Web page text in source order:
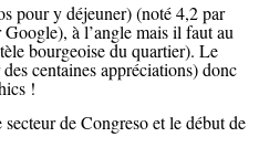
pour y déjeuner) (noté 4,2 par
à l’angle mais il faut au
bourgeoise du quartier). Le
centaines appréciations) donc
!
de Congreso et le début de